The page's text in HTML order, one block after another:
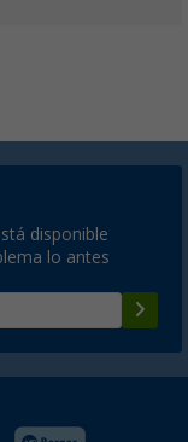
disponible
lo antes